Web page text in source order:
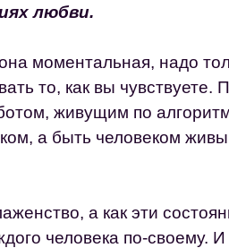
любви.
моментальная, надо
то, как вы чувствуете.
живущим по
а быть человеком
а как эти
человека по-своему. И